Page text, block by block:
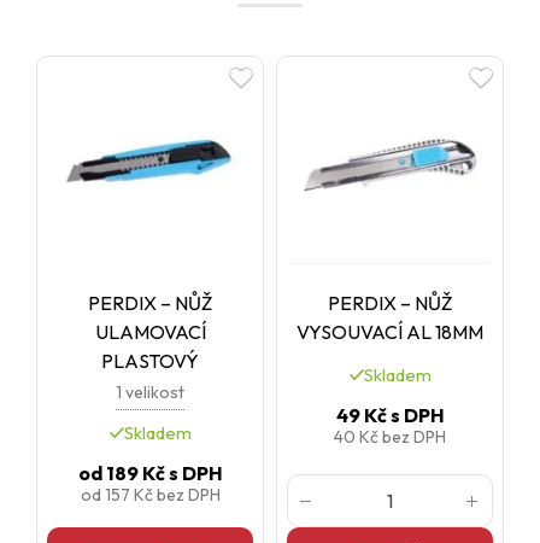
PERDIX – NŮŽ
ULAMOVACÍ
PLASTOVÝ
1 velikost
Skladem
od189 Kčs DPH
od 157 Kčbez DPH
PERDIX – NŮŽ
VYSOUVACÍ AL 18MM
Skladem
49 Kčs DPH
40 Kčbez DPH